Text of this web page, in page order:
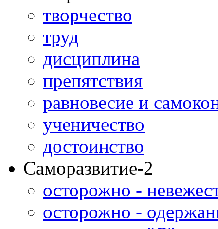
творчество
труд
дисциплина
препятствия
равновесие и
ученичество
достоинство
Саморазвитие-2
осторожно -
осторожно -